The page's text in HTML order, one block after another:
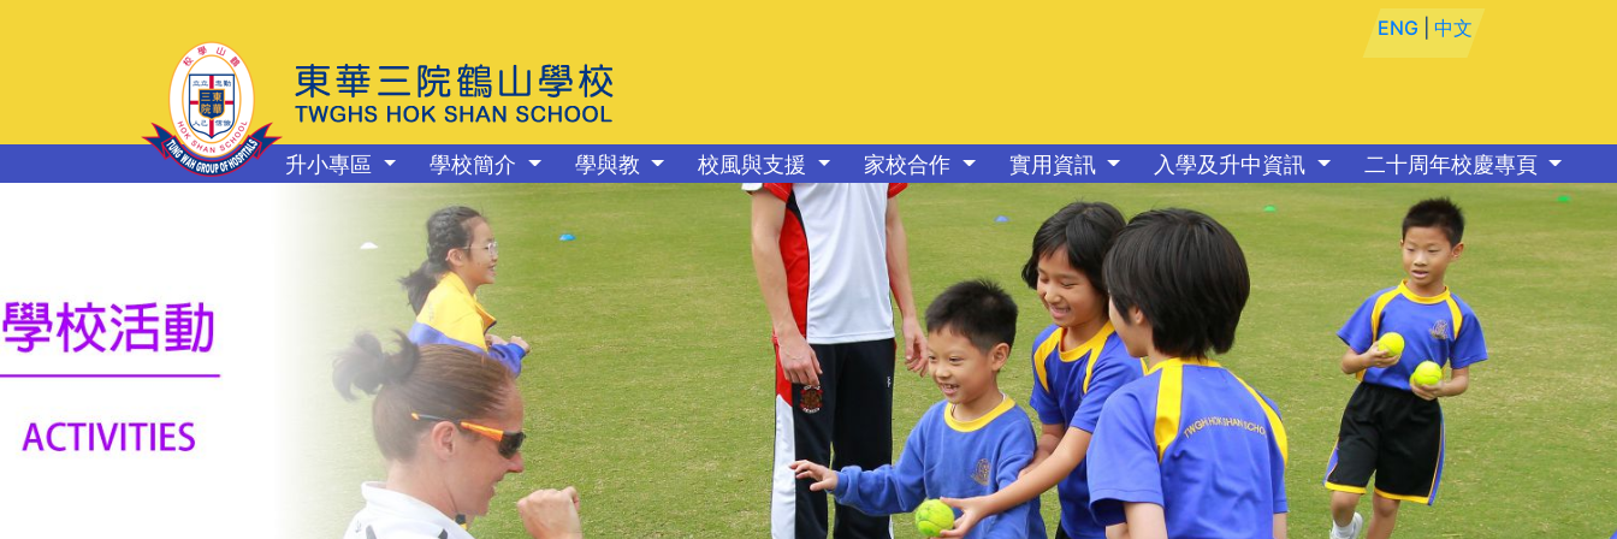
ENG |中文
升小專區 學校簡介 學與教 校風與支援 家校合作 實用資訊 入學及升中資訊 二十周年校慶專頁